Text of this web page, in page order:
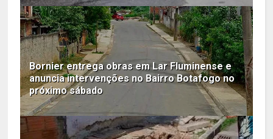
Bornier entrega obras em Lar Fluminense e
anuncia intervenções no Bairro Botafogo no
próximo sábado